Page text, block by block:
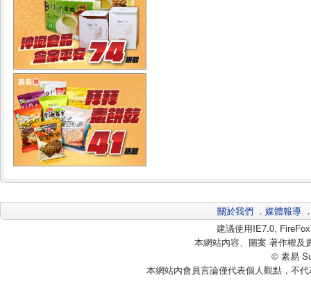
關於我們 ． 媒體報導
建議使用IE7.0,
本網站內容、圖案 著作權及
© 素易
本網站內會員言論僅代表個人觀點，不